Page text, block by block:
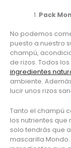
Pack
No podemos
puesto a nuestro
champú,
ingredientes
ambiente.
lucir unos rizos
Tanto el champú
los nutrientes que
solo tendrás que
mascarilla